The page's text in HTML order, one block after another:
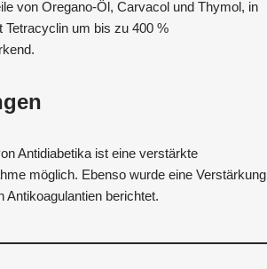
von Oregano-Öl, Carvacol und Thymol, in
Tetracyclin um bis zu 400 %
Antidiabetika ist eine verstärkte
möglich. Ebenso wurde eine Verstärkung
Antikoagulantien berichtet.